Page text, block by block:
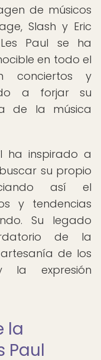
de músicos
Slash y Eric
Paul se ha
en todo el
conciertos y
a forjar su
de la música
ha inspirado a
su propio
así el
y tendencias
Su legado
de la
de los
la expresión
la
Paul